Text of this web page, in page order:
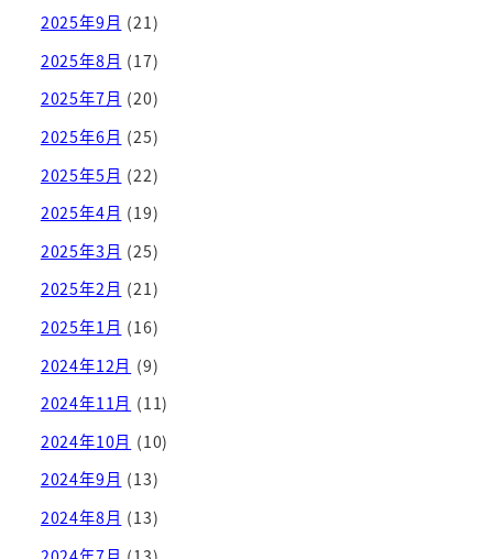
2025年9月 (21)
2025年8月 (17)
2025年7月 (20)
2025年6月 (25)
2025年5月 (22)
2025年4月 (19)
2025年3月 (25)
2025年2月 (21)
2025年1月 (16)
2024年12月 (9)
2024年11月 (11)
2024年10月 (10)
2024年9月 (13)
2024年8月 (13)